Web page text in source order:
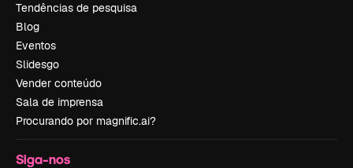
Tendências de pesquisa
Blog
Eventos
Slidesgo
Vender conteúdo
Sala de imprensa
Procurando por magnific.ai?
Siga-nos